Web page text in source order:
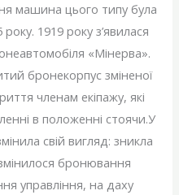
машина цього типу була
1919 року з’явилася
«Мінерва».
бронекорпус зміненої
членам екіпажу, які
в положенні стоячи.У
свій вигляд: зникла
бронювання
управління, на даху